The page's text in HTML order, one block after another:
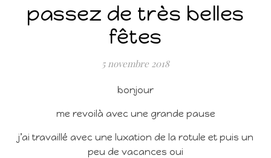
passez de très belles
fêtes
5 novembre 2018
bonjour
me revoilà avec une grande pause
j’ai travaillé avec une luxation de la rotule et puis un
peu de vacances oui